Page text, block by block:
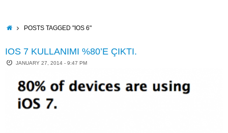
contentHOMEPOSTS TAGGED "IOS 6"
IOS 7 KULLANIMI %80’E ÇIKTI.
JANUARY 27, 2014 - 9:47 PM